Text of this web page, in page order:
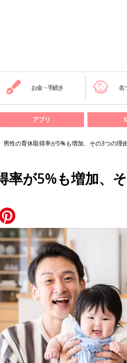
お金・手続き 名
アプリ
男性の育休取得率が5%も増加、その3つの理
率が5%も増加、